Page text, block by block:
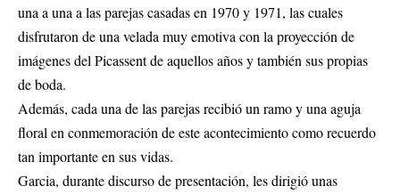
una a una a las parejas casadas en 1970 y 1971, las cuales
disfrutaron de una velada muy emotiva con la proyección de
imágenes del Picassent de aquellos años y también sus propias
de boda.
Además, cada una de las parejas recibió un ramo y una aguja
floral en conmemoración de este acontecimiento como recuerdo
tan importante en sus vidas.
Garcia, durante discurso de presentación, les dirigió unas